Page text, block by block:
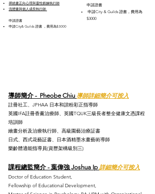
導師簡介 - Pheobe Chiu 導師詳細簡介可按入
註冊社工、JPHAA 日本和諧粉彩正指導師
英國IFA註冊香薰治療師、英國TQUK三級長者整全健康文憑課程
培訓師
繪畫分析及治療執行師、高級園藝治療証書
日式、西式花藝証書、日本酒精墨水畫藝術導師
樂齡體適能指導員(資歷架構級別三)
課程總監簡介 - 葉偉強 Joshua Ip 詳細簡介可按入
Doctor of Education Student,
Fellowship of Educational Development,
禪繞畫正向心理與靈性鍛鍊執行師
流體畫與個人成長執行師 ​
申請證書​​
​申請City& Guilds 證書​​ ，費用為$3000
申請證書​​
申請City & Guilds 證書，費用為
$3000